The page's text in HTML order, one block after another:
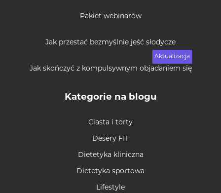
Pakiet webinarów
Jak przestać bezmyślnie jeść słodycze
Jak skończyć z kompulsywnym objadaniem się
Kategorie na blogu
Ciasta i torty
Desery FIT
Dietetyka kliniczna
Dietetyka sportowa
Lifestyle